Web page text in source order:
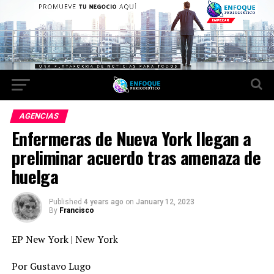
AGENCIAS
Enfermeras de Nueva York llegan a
preliminar acuerdo tras amenaza de
huelga
Published 4 years ago on January 12, 2023
By Francisco
EP New York | New York
Por Gustavo Lugo